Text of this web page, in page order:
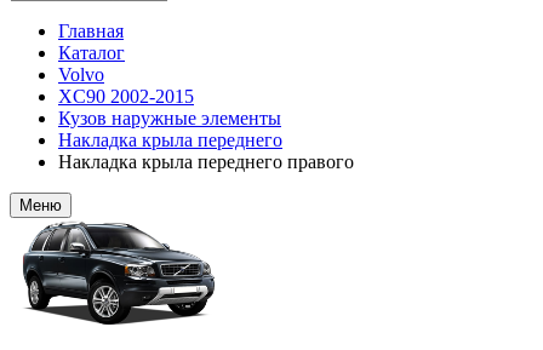
Главная
Каталог
Volvo
XC90 2002-2015
Кузов наружные элементы
Накладка крыла переднего
Накладка крыла переднего правого
Меню